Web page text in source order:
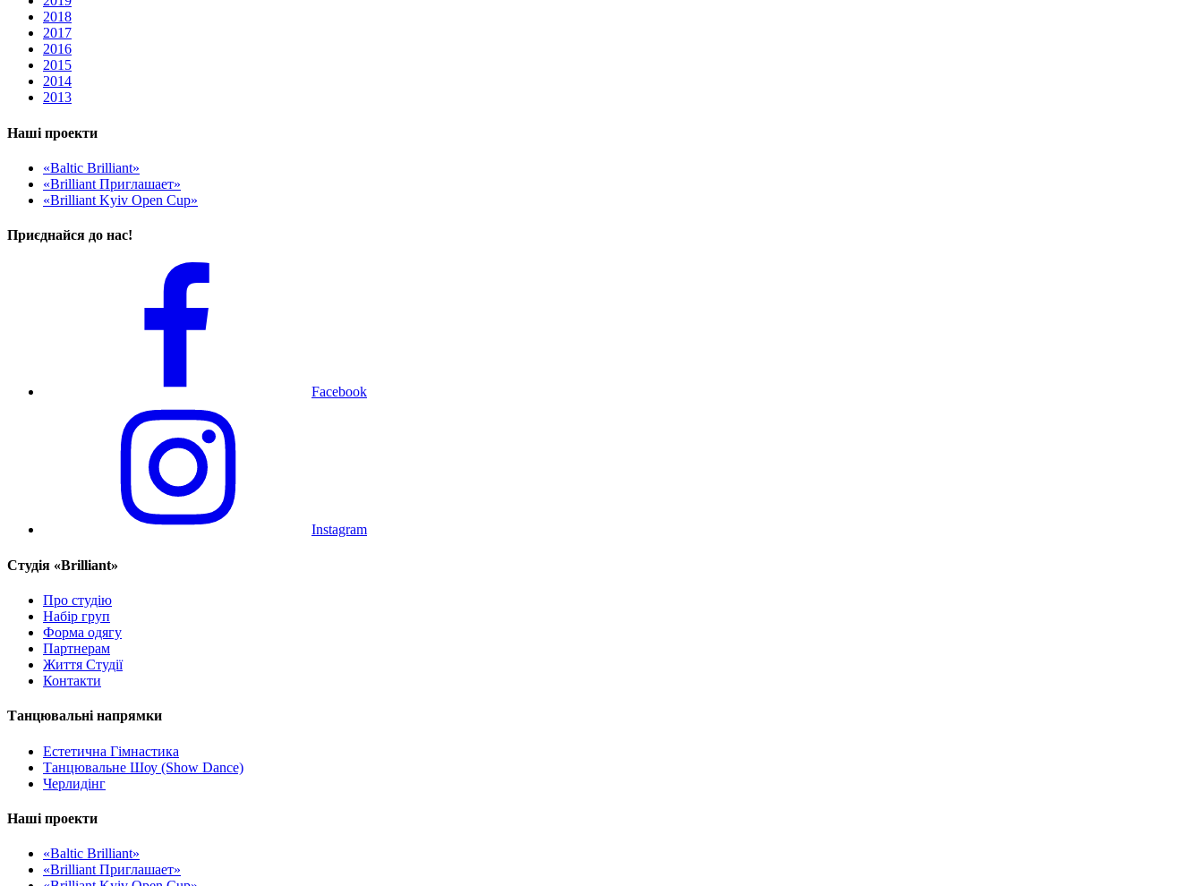
2018
2017
2016
2015
2014
2013
Наші проекти
«Baltic Brilliant»
«Brilliant Приглашает»
«Brilliant Kyiv Open Cup»
Приєднайся до нас!
Facebook
Instagram
Cтудія «Brilliant»
Про студію
Набір груп
Форма одягу
Партнерам
Життя Студії
Контакти
Танцювальні напрямки
Естетична Гімнастика
Танцювальне Шоу (Show Dance)
Черлидінг
Наші проекти
«Baltic Brilliant»
«Brilliant Приглашает»